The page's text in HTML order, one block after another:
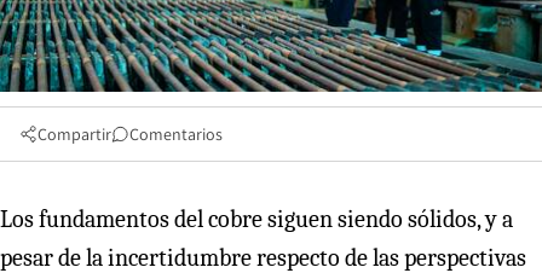
Compartir Comentarios
Los fundamentos del cobre siguen siendo sólidos, y a
pesar de la incertidumbre respecto de las perspectivas